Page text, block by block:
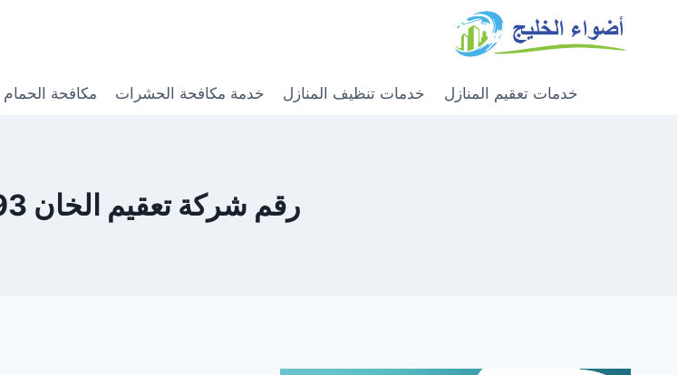
خدمات تعقيم المنازل خدمات تنظيف المنازل خدمة مكافحة الحشرات مكافحة الحمام
رقم شركة تعقيم الخان 0568368393